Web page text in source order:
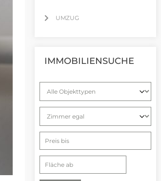
UMZUG
IMMOBILIENSUCHE